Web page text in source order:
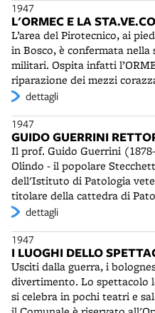
Bologna. Manca ancora una
svolgono fra i padiglioni
Sale del Palazzo del
del ritorno della
manifestazioni
Presentazione Nazionale
(1948), la Mostra del
(1949) e la Mostra
1947
L'ORMEC E LA
L’area del Pirotecnico, ai
in Bosco, è confermata
militari. Ospita infatti
riparazione dei mezzi
STA.VE.CO., ovvero
dettagli
1947
GUIDO GUERRINI
Il prof. Guido Guerrini
Olindo - il popolare
dell'Istituto di Patologia
titolare della cattedra di
rettore dell'Alma Mater. Ha
aprile 1945 - nominato come
collaborato con i partigiani
il prezioso radium ai
fino al 1950, sforzandosi di
originarie funzioni di studio,
dettagli
1947
I LUOGHI DELLO
Usciti dalla guerra, i
divertimento. Lo spettacolo
si celebra in pochi teatri e